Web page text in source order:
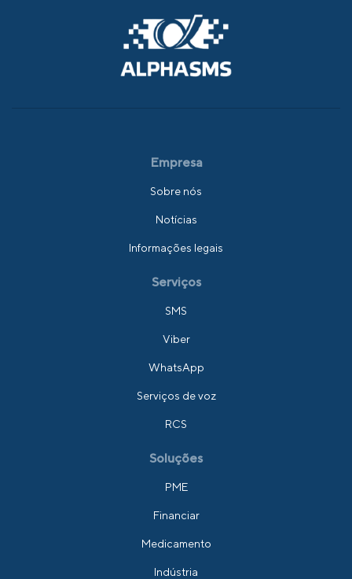
Empresa
Sobre nós
Notícias
Informações legais
Serviços
SMS
Viber
WhatsApp
Serviços de voz
RCS
Soluções
PME
Financiar
Medicamento
Indústria